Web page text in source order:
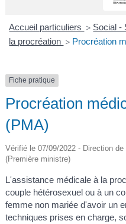
Accueil particuliers > Social -
la procréation > Procréation
Fiche pratique
Procréation
(PMA)
Vérifié le 07/09/2022 - Direction
(Première ministre)
L'assistance médicale à la
couple hétérosexuel ou à un
femme non mariée d'avoir un
techniques prises en charge,